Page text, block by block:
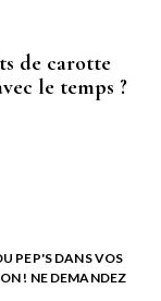
de carotte
le temps ?
PEP'S DANS VOS
! NE DEMANDEZ